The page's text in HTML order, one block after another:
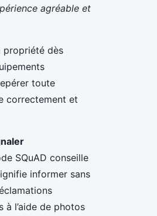
agréable et
propriété dès
toute
correctement et
SQuAD conseille
informer sans
à l’aide de photos